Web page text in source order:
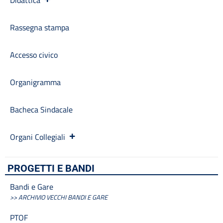
Burocrazia zero
Codice disciplinare
Contatti
Contrattazione integrativa
Cookie Policy (UE)
D.S.G.A.
Dirigenza
FAQ e VideoTutorial Registro Elettronico CLASSEVIVA
feedback
Galleria
Incarichi amministrativi di vertice
Rassegna stampa
Accesso civico
Organigramma
Bacheca Sindacale
Organi Collegiali
PROGETTI E BANDI
Bandi e Gare
>> ARCHIVIO VECCHI BANDI E GARE
PTOF